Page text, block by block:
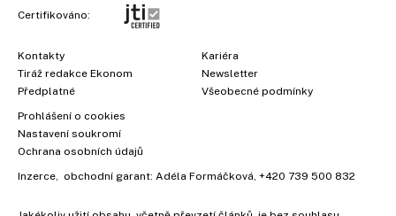
Certifikováno:
Kontakty
Tiráž redakce Ekonom
Předplatné
Kariéra
Newsletter
Všeobecné podmínky
Prohlášení o cookies
Nastavení soukromí
Ochrana osobních údajů
Inzerce , obchodní garant: Adéla Formáčková +420 739 500 832